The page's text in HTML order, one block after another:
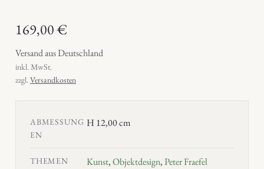
169,00€
Versand aus Deutschland
inkl. MwSt.
zzgl.Versandkosten
ABMESSUNG
EN
H 12,00 cm
THEMEN Kunst,Objektdesign,Peter Fraefel